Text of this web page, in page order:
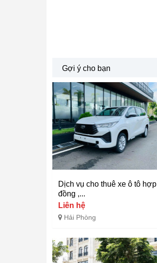
Gợi ý cho bạn
Dịch vụ cho thuê xe ô tô hợp
đồng ,...
Liên hệ
Hải Phòng